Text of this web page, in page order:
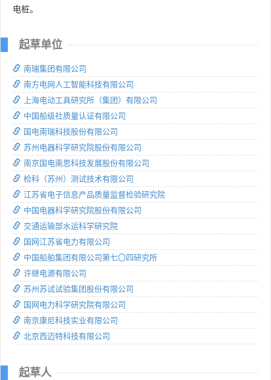
电桩。
起草单位
南瑞集团有限公司
南方电网人工智能科技有限公司
上海电动工具研究所（集团）有限公司
中国船级社质量认证有限公司
国电南瑞科技股份有限公司
苏州电器科学研究院股份有限公司
南京国电南思科技发展股份有限公司
检科（苏州）测试技术有限公司
江苏省电子信息产品质量监督检验研究院
中国电器科学研究院股份有限公司
交通运输部水运科学研究院
国网江苏省电力有限公司
中国船舶集团有限公司第七〇四研究所
许继电源有限公司
苏州苏试试验集团股份有限公司
国网电力科学研究院有限公司
南京康尼科技实业有限公司
北京西迈特科技有限公司
起草人